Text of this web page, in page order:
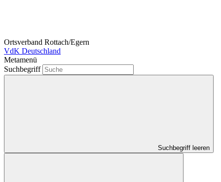
Ortsverband Rottach/Egern
VdK Deutschland
Metamenü
Suchbegriff
Suchbegriff leeren